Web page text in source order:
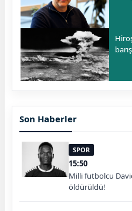
Son Haberler
SPOR
15:50
Milli futbolcu
öldürüldü!